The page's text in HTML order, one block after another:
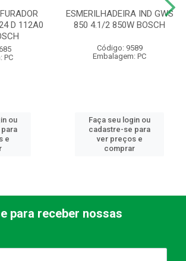
D 112A0
PC
ou
e
ESMERILHADEIRA IND GWS
850 4.1/2 850W BOSCH
Código: 9589
Embalagem: PC
Faça seu login ou
cadastre-se para
ver preços e
comprar
para receber nossas